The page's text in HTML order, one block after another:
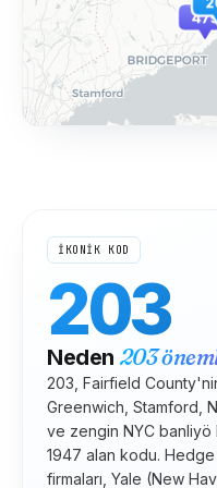
475
İKONİK KOD
203
Neden 203
203, Fairfield
Greenwich, Stamford,
ve zengin NYC
1947 alan kodu.
firmaları, Yale (New